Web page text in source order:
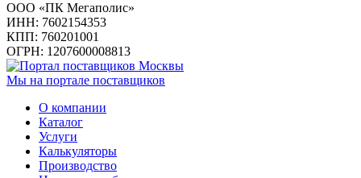
ООО «ПК Мегаполис»
ИНН: 7602154353
КПП: 760201001
ОГРН: 1207600008813
Мы на портале поставщиков
О компании
Каталог
Услуги
Калькуляторы
Производство